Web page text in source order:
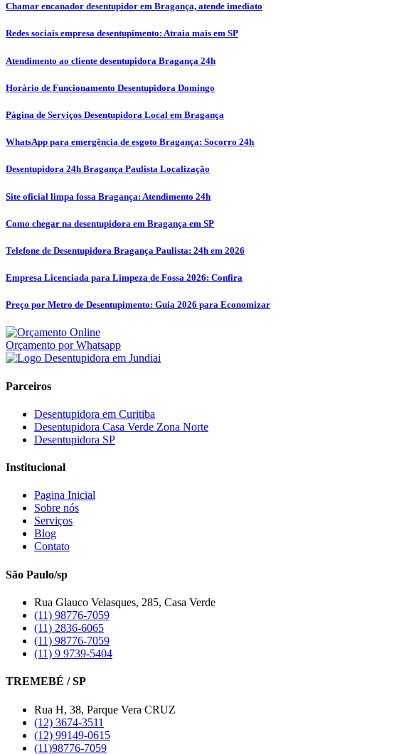
Chamar encanador desentupidor em Bragança, atende imediato
Redes sociais empresa desentupimento: Atraia mais em SP
Atendimento ao cliente desentupidora Bragança 24h
Horário de Funcionamento Desentupidora Domingo
Página de Serviços Desentupidora Local em Bragança
WhatsApp para emergência de esgoto Bragança: Socorro 24h
Desentupidora 24h Bragança Paulista Localização
Site oficial limpa fossa Bragança: Atendimento 24h
Como chegar na desentupidora em Bragança em SP
Telefone de Desentupidora Bragança Paulista: 24h em 2026
Empresa Licenciada para Limpeza de Fossa 2026: Confira
Preço por Metro de Desentupimento: Guia 2026 para Economizar
Orçamento por Whatsapp
Parceiros
Desentupidora em Curitiba
Desentupidora Casa Verde Zona Norte
Desentupidora SP
Institucional
Pagina Inicial
Sobre nós
Serviços
Blog
Contato
São Paulo/sp
Rua Glauco Velasques, 285, Casa Verde
(11) 98776-7059
(11) 2836-6065
(11) 98776-7059
(11) 9 9739-5404
TREMEBÉ / SP
Rua H, 38, Parque Vera CRUZ
(12) 3674-3511
(12) 99149-0615
(11)98776-7059